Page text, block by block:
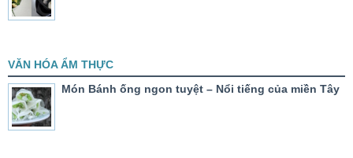
VĂN HÓA ẨM THỰC
Món Bánh ống ngon tuyệt – Nổi tiếng của miền Tây